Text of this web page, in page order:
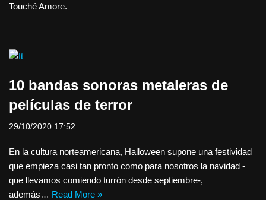
Touché Amore.
10 bandas sonoras metaleras de
películas de terror
29/10/2020 17:52
En la cultura norteamericana, Halloween supone una festividad
que empieza casi tan pronto como para nosotros la navidad -
que llevamos comiendo turrón desde septiembre-,
además… Read More »